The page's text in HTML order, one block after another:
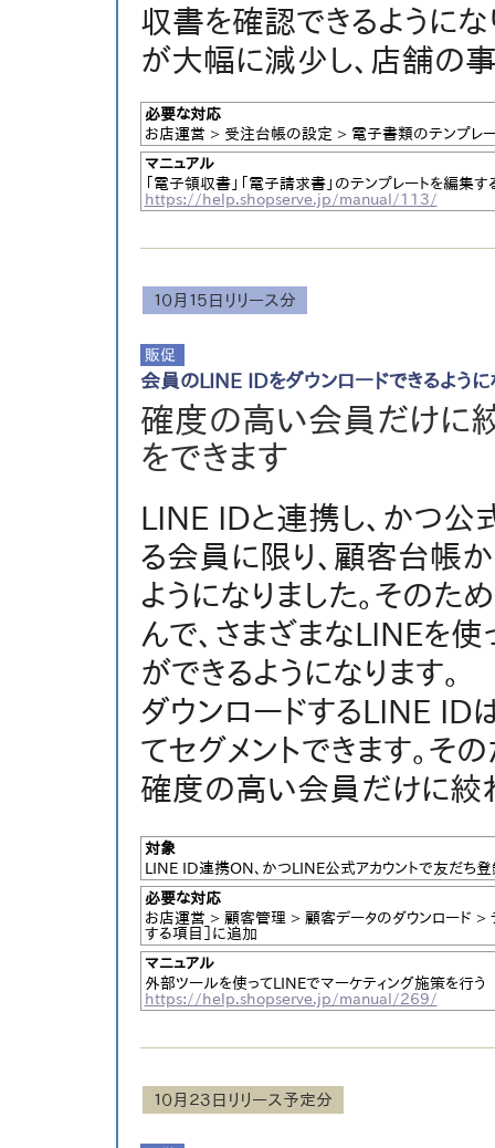
収書を確認できるように
が大幅に減少し、店舗の
必要な対応
お店運営 > 受注台帳の設定 > 電子書類のテンプレ
マニュアル
「電子領収書」「電子請求書」のテンプレートを編集す
https://help.shopserve.jp/manual/113/
１０月１５日リリース分
会員のLINE IDをダウンロードできるように
確度の高い会員だけに
をできます
LINE IDと連携し、かつ公
る会員に限り、顧客台帳
ようになりました。そのた
んで、さまざまなLINEを
ができるようになります。
ダウンロードするLINE
てセグメントできます。そ
確度の高い会員だけに絞
対象
LINE ID連携ON、かつLINE公式アカウントで友だち
必要な対応
お店運営 > 顧客管理 > 顧客データのダウンロード >
する項目］に追加
マニュアル
外部ツールを使ってLINEでマーケティング施策を行う
https://help.shopserve.jp/manual/269/
１０月２３日リリース予定分